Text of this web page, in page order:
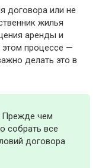
договора или не
жилья
аренды и
процессе —
делать это в
Прежде чем
собрать все
договора